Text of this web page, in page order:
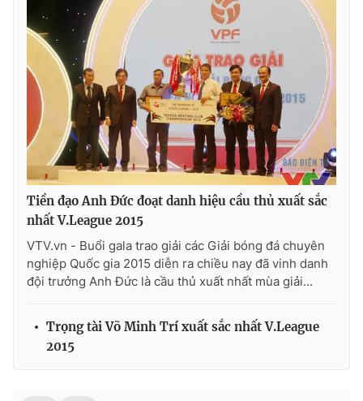
Ðiện thoại Thời báo VTV:024.66 897 897
Email:toasoan@vtv.vn
Liên hệ quảng cáo:
024-7300.7108
® Cấm sao chép dưới mọi hình thức nếu không có sự chấp
Tiền đạo Anh Đức đoạt danh hiệu cầu thủ xuất sắc
nhất V.League 2015
VTV.vn - Buổi gala trao giải các Giải bóng đá chuyên
nghiệp Quốc gia 2015 diễn ra chiều nay đã vinh danh
đội trưởng Anh Đức là cầu thủ xuất nhất mùa giải...
Trọng tài Võ Minh Trí xuất sắc nhất V.League
2015